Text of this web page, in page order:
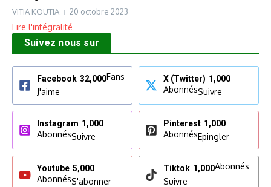
VITIA KOUTIA 20 octobre 2023
Lire l'intégralité
Suivez nous sur
Facebook 32,000Fans
J'aime
X (Twitter) 1,000
AbonnésSuivre
Instagram 1,000
AbonnésSuivre
Pinterest 1,000
AbonnésEpingler
Youtube 5,000
AbonnésS'abonner
Tiktok 1,000Abonnés
Suivre